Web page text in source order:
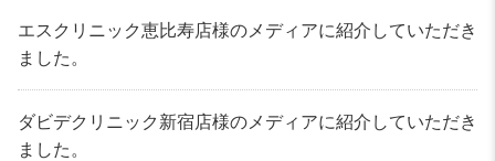
エスクリニック恵比寿店様のメディアに紹介していただき
ました。
ダビデクリニック新宿店様のメディアに紹介していただき
ました。